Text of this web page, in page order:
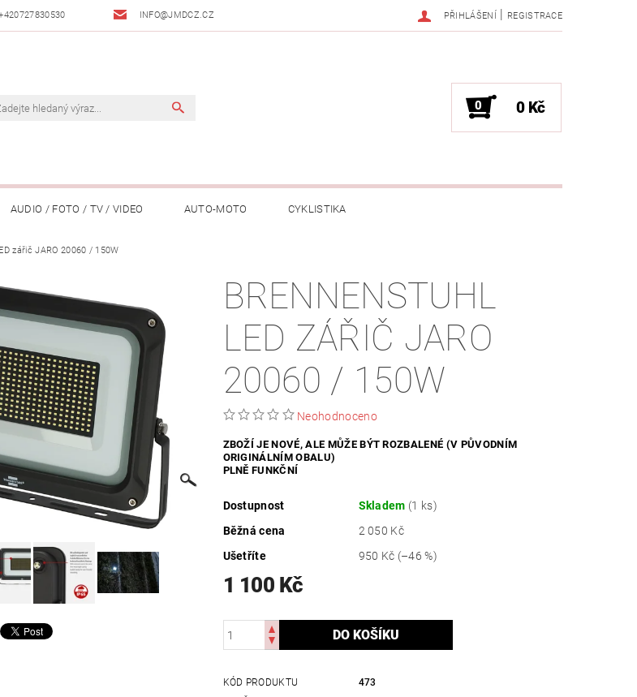
INFO@JMDCZ.CZ PŘIHLÁŠENÍ | REGISTRACE
0 0 Kč
AUDIO / FOTO / TV / VIDEO AUTO-MOTO CYKLISTIKA
DOMÁCÍ SPOTŘEBIČE
KONCERTNÍ TECHNIKA / PÁRTY / VYSTOUPENÍ
OSOBNÍ POMŮCKY OSTATNÍ OSVĚTLENÍ POČÍTAČE / NOTEBOOKY
TEXTIL ZABEZPEČOVACÍ SYSTÉMY ZDRAVÍ / HYGIENA
OBCHODNÍ PODMÍNKY KONTAKTY
zářič JARO 20060 / 150W
BRENNENSTUHL
LED ZÁŘIČ JARO
20060 / 150W
Neohodnoceno
ZBOŽÍ JE NOVÉ, ALE MŮŽE BÝT ROZBALENÉ (V PŮVODNÍM
ORIGINÁLNÍM OBALU)
PLNĚ FUNKČNÍ
Dostupnost Skladem (1 ks)
Běžná cena
2 050 Kč
Ušetříte
950 Kč (–46 %)
1 100 Kč
KÓD PRODUKTU
473